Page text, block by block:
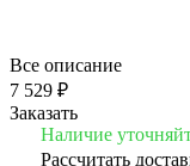
Все описание
7 529 ₽
Заказать
Наличие
Рассчитать